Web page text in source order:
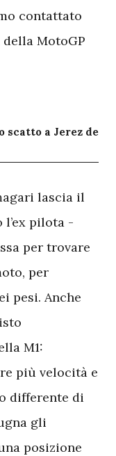
contattato
MotoGP
scatto a Jerez de
lascia il
pilota -
per trovare
per
pesi. Anche
M1:
più velocità e
differente di
gli
posizione